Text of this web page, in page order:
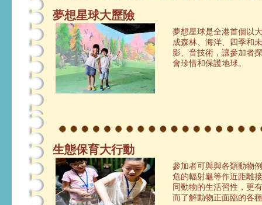
夢想星球大歷險
夢想星球是全港首個以
成森林、海洋、四季和
影、音技術，讓參加者
會珍惜和保護地球。
生態保育大行動
參加者可與與各類動物
危的輻射龜等作近距離
同動物的生活習性，更
而了解動物正面臨的各